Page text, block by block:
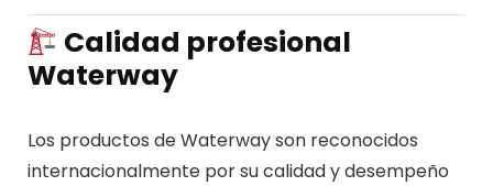
Calidad profesional
Waterway
Los productos deWaterwayson reconocidos
internacionalmente por su calidad y desempeño